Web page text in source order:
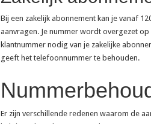
Bij een zakelijk abonnement kan je vanaf
aanvragen. Je nummer wordt overgezet
klantnummer nodig van je zakelijke
geeft het telefoonnummer te behouden.
Er zijn verschillende redenen waarom de